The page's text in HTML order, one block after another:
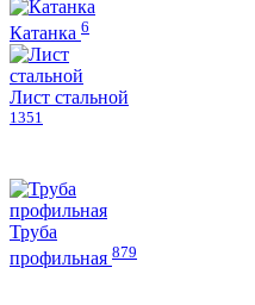
Катанка 6
Лист стальной
1351
Труба
профильная 879